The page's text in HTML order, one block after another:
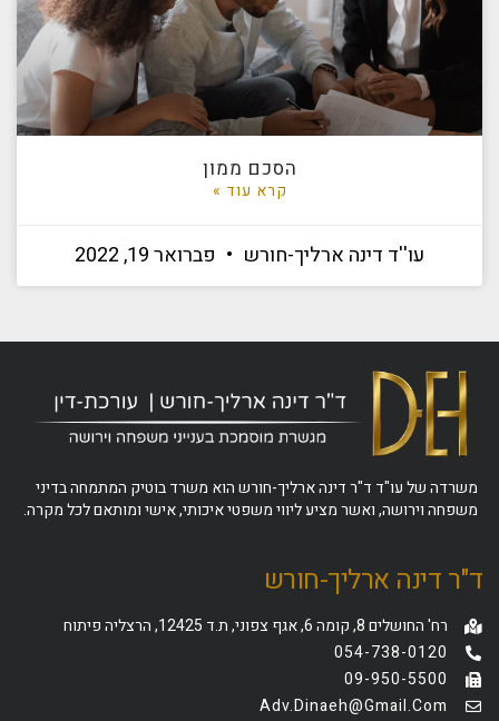
הסכם ממון
קרא עוד »
עו''ד דינה ארליך-חורש פברואר 19, 2022
משרדה של עו"ד ד"ר דינה ארליך-חורש הוא משרד בוטיק המתמחה בדיני
משפחה וירושה, ואשר מציע ליווי משפטי איכותי, אישי ומותאם לכל מקרה.
ד"ר דינה ארליך-חורש
רח' החושלים 8, קומה 6, אגף צפוני, ת.ד 12425, הרצליה פיתוח
054-738-0120
09-950-5500
Adv.dinaeh@gmail.com